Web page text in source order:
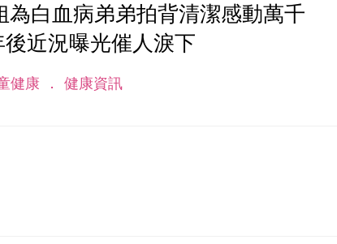
為白血病弟弟拍背清潔感動萬千
近況曝光催人淚下
健康 健康資訊